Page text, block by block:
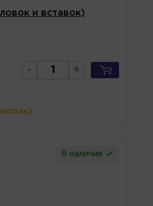
и вставок)
- +
В наличии